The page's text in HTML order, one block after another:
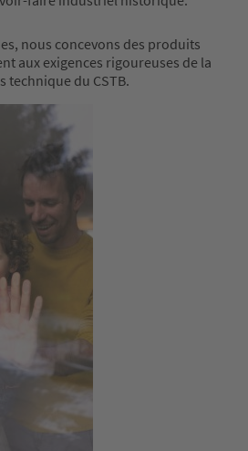
nous concevons des produits
aux exigences rigoureuses de la
technique du CSTB.